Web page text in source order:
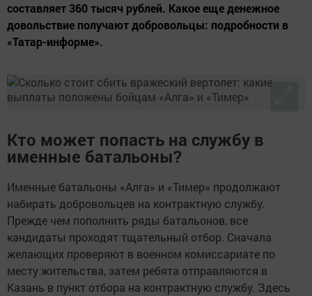
составляет 360 тысяч рублей. Какое еще денежное
довольствие получают добровольцы: подробности в
«Татар-информе».
Кто может попасть на службу в
именные батальоны?
Именные батальоны «Алга» и «Тимер» продолжают
набирать добровольцев на контрактную службу.
Прежде чем пополнить ряды батальонов, все
кандидаты проходят тщательный отбор. Сначала
желающих проверяют в военном комиссариате по
месту жительства, затем ребята отправляются в
Казань в пункт отбора на контрактную службу. Здесь